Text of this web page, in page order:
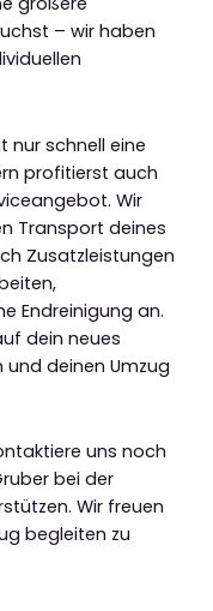
– wir haben
nur schnell eine
profitierst auch
Wir
Transport deines
Zusatzleistungen
Endreinigung an.
dein neues
und deinen Umzug
uns noch
bei der
Wir freuen
begleiten zu